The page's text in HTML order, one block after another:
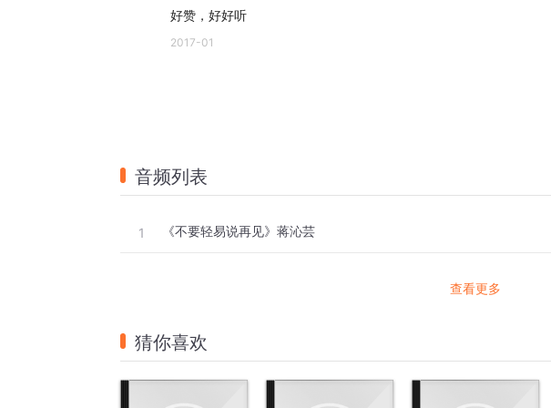
好赞，好好听
2017-01
音频列表
1 《不要轻易说再见》蒋沁芸
查看更多
猜你喜欢